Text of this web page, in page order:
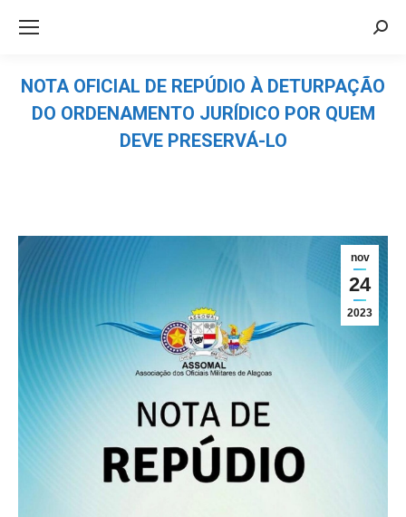
NOTA OFICIAL DE REPÚDIO À DETURPAÇÃO
DO ORDENAMENTO JURÍDICO POR QUEM
DEVE PRESERVÁ-LO
nov
24
2023